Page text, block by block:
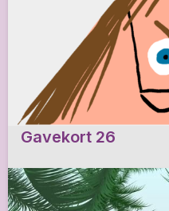
Gavekort 26